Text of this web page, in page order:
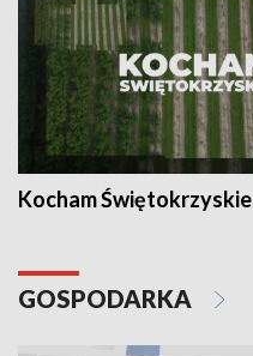
Kocham Świętokrzyskie
GOSPODARKA